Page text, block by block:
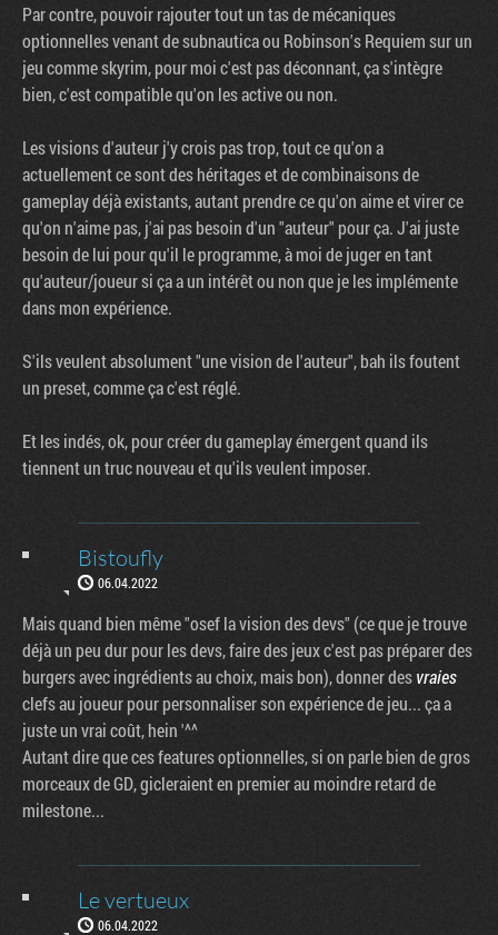
Par contre, pouvoir rajouter tout un tas de mécaniques
optionnelles venant de subnautica ou Robinson's Requiem sur un
jeu comme skyrim, pour moi c'est pas déconnant, ça s'intègre
bien, c'est compatible qu'on les active ou non.
Les visions d'auteur j'y crois pas trop, tout ce qu'on a
actuellement ce sont des héritages et de combinaisons de
gameplay déjà existants, autant prendre ce qu'on aime et virer ce
qu'on n'aime pas, j'ai pas besoin d'un "auteur" pour ça. J'ai juste
besoin de lui pour qu'il le programme, à moi de juger en tant
qu'auteur/joueur si ça a un intérêt ou non que je les implémente
dans mon expérience.
S'ils veulent absolument "une vision de l'auteur", bah ils foutent
un preset, comme ça c'est réglé.
Et les indés, ok, pour créer du gameplay émergent quand ils
tiennent un truc nouveau et qu'ils veulent imposer.
Bistoufly
06.04.2022
Mais quand bien même "osef la vision des devs" (ce que je trouve
déjà un peu dur pour les devs, faire des jeux c'est pas préparer des
burgers avec ingrédients au choix, mais bon), donner desvraies
clefs au joueur pour personnaliser son expérience de jeu... ça a
juste un vrai coût, hein '^^
Autant dire que ces features optionnelles, si on parle bien de gros
morceaux de GD, gicleraient en premier au moindre retard de
milestone...
Le vertueux
06.04.2022